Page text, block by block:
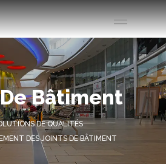
Bâtiment
DE QUALITÉS
DES JOINTS DE BÂTIMENT